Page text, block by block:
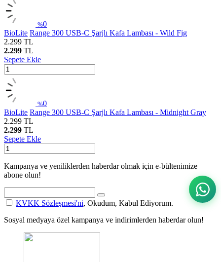
%0
BioLite Range 300 USB-C Şarjlı Kafa Lambası - Wild Fig
2.299 TL
2.299 TL
Sepete Ekle
%0
BioLite Range 300 USB-C Şarjlı Kafa Lambası - Midnight Gray
2.299 TL
2.299 TL
Sepete Ekle
Kampanya ve yeniliklerden haberdar olmak için e-bültenimize
abone olun!
KVKK Sözleşmesi'ni, Okudum, Kabul Ediyorum.
Sosyal medyaya özel kampanya ve indirimlerden haberdar olun!